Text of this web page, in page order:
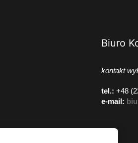
Biuro
kontakt
tel.: +48
e-mail: